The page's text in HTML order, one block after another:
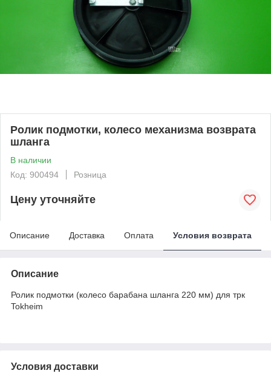
Ролик подмотки, колесо механизма возврата
шланга
В наличии
Код: 900494
Розница
Цену уточняйте
Описание Доставка Оплата Условия возврата
Описание
Ролик подмотки (колесо барабана шланга 220 мм) для трк
Tokheim
Условия доставки